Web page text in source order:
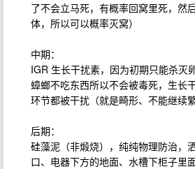
了不会立马死，有概率回窝里死，然
体，所以可以概率灭窝）
中期：
IGR 生长干扰素，因为初期只能杀灭
蟑螂不吃东西所以不会被毒死，生长
环节都被干扰（就是畸形、不能继续繁
后期：
硅藻泥（非煅烧），纯纯物理防治，
口、电器下方的地面、水槽下柜子里